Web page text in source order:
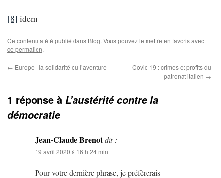
[8] idem
Ce contenu a été publié dans Blog. Vous pouvez le mettre en favoris avec
ce permalien.
← Europe : la solidarité ou l’aventure
Covid 19 : crimes et profits du
patronat italien →
1 réponse à L’austérité contre la
démocratie
Jean-Claude Brenotdit :
19 avril 2020 à 16 h 24 min
Pour votre dernière phrase, je préfèrerais